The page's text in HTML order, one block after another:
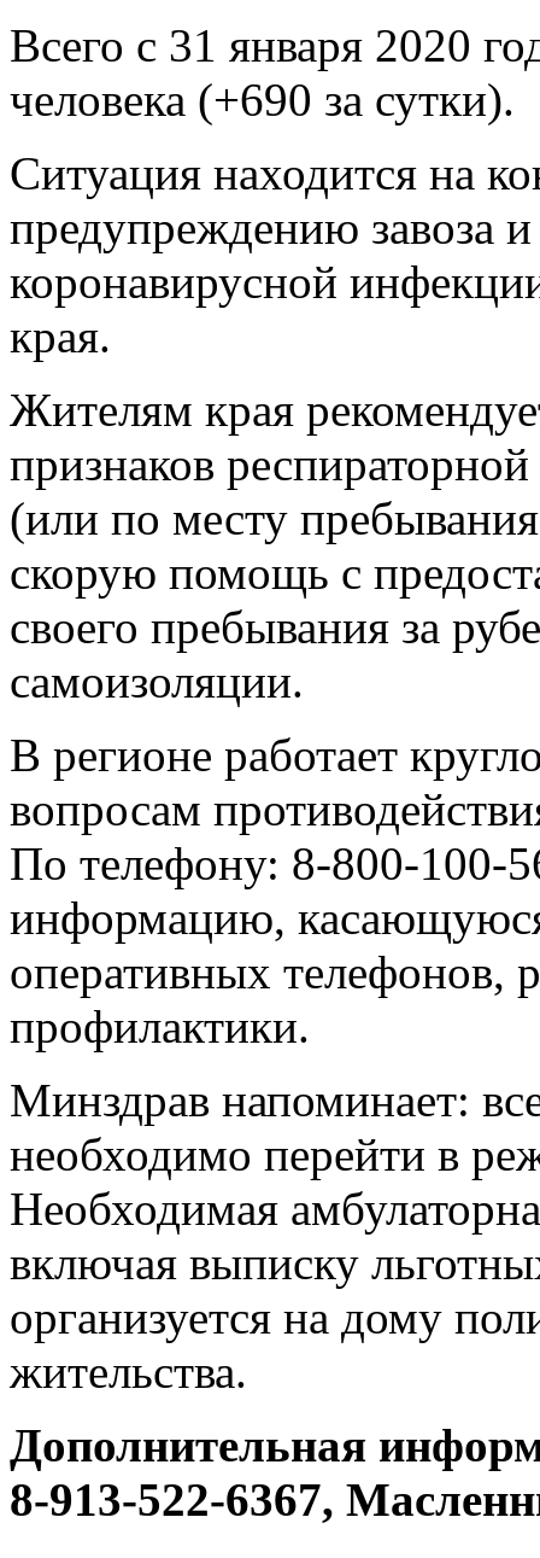
Всего с 31 января 2020
человека (+690 за сутки).
Ситуация находится на
предупреждению завоза
коронавирусной
края.
Жителям края
признаков
(или по месту
скорую помощь с
своего пребывания за
самоизоляции.
В регионе работает
вопросам
По телефону: 8-800-100-
информацию,
оперативных телефонов,
профилактики.
Минздрав напоминает:
необходимо перейти в
Необходимая
включая выписку
организуется на дому
жительства.
Дополнительная
8-913-522-6367,